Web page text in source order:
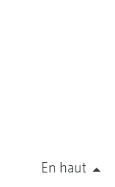
En haut